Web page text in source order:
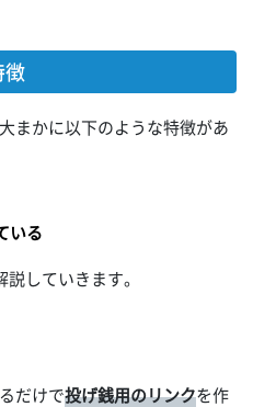
まかに以下のような特徴があ
いる
していきます。
だけで投げ銭用のリンクを作